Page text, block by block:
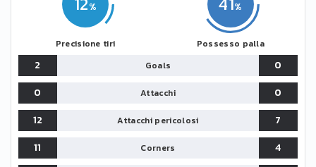
Precisione tiri Possesso palla
2 Goals
0
0
Attacchi
0
12
Attacchi pericolosi
7
11
Corners
4